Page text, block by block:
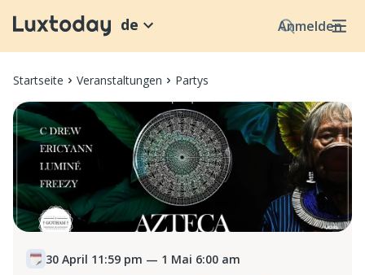
Anmelden
de
Startseite Veranstaltungen Partys
30 April 11:59 pm — 1 Mai 6:00 am